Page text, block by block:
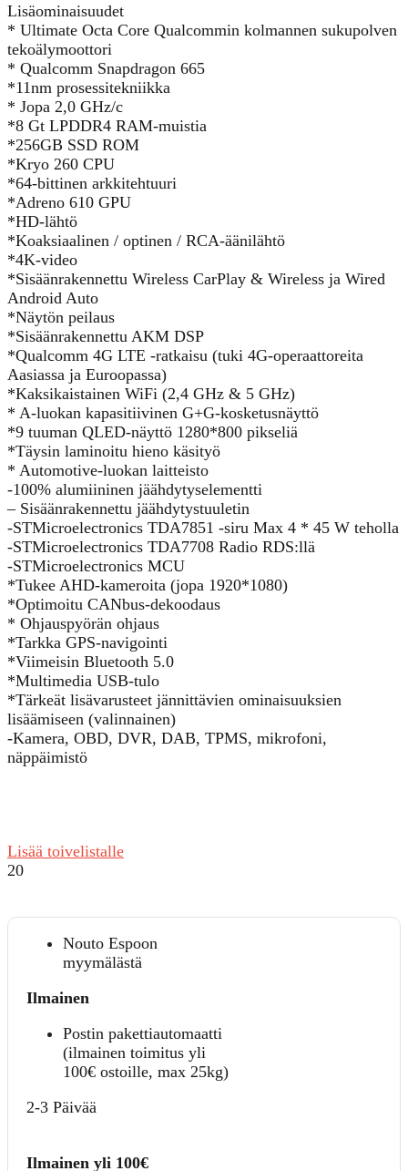
Lisäominaisuudet
* Ultimate Octa Core Qualcommin kolmannen sukupolven
tekoälymoottori
* Qualcomm Snapdragon 665
*11nm prosessitekniikka
* Jopa 2,0 GHz/c
*8 Gt LPDDR4 RAM-muistia
*256GB SSD ROM
*Kryo 260 CPU
*64-bittinen arkkitehtuuri
*Adreno 610 GPU
*HD-lähtö
*Koaksiaalinen / optinen / RCA-äänilähtö
*4K-video
*Sisäänrakennettu Wireless CarPlay & Wireless ja Wired
Android Auto
*Näytön peilaus
*Sisäänrakennettu AKM DSP
*Qualcomm 4G LTE -ratkaisu (tuki 4G-operaattoreita
Aasiassa ja Euroopassa)
*Kaksikaistainen WiFi (2,4 GHz & 5 GHz)
* A-luokan kapasitiivinen G+G-kosketusnäyttö
*9 tuuman QLED-näyttö 1280*800 pikseliä
*Täysin laminoitu hieno käsityö
* Automotive-luokan laitteisto
-100% alumiininen jäähdytyselementti
– Sisäänrakennettu jäähdytystuuletin
-STMicroelectronics TDA7851 -siru Max 4 * 45 W teholla
-STMicroelectronics TDA7708 Radio RDS:llä
-STMicroelectronics MCU
*Tukee AHD-kameroita (jopa 1920*1080)
*Optimoitu CANbus-dekoodaus
* Ohjauspyörän ohjaus
*Tarkka GPS-navigointi
*Viimeisin Bluetooth 5.0
*Multimedia USB-tulo
*Tärkeät lisävarusteet jännittävien ominaisuuksien
lisäämiseen (valinnainen)
-Kamera, OBD, DVR, DAB, TPMS, mikrofoni,
näppäimistö
Lisää toivelistalle
20
Nouto Espoon
myymälästä
Ilmainen
Postin pakettiautomaatti
(ilmainen toimitus yli
100€ ostoille, max 25kg)
2-3 Päivää
Ilmainen yli 100€